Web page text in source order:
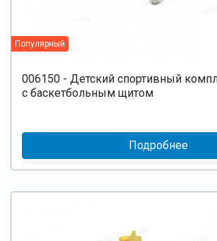
Популярный
006150 - Детский спортивный
с баскетбольным щитом
Подробнее